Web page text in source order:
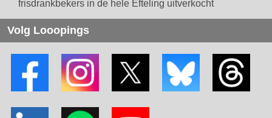
frisdrankbekers in de hele Efteling uitverkocht
Volg Looopings